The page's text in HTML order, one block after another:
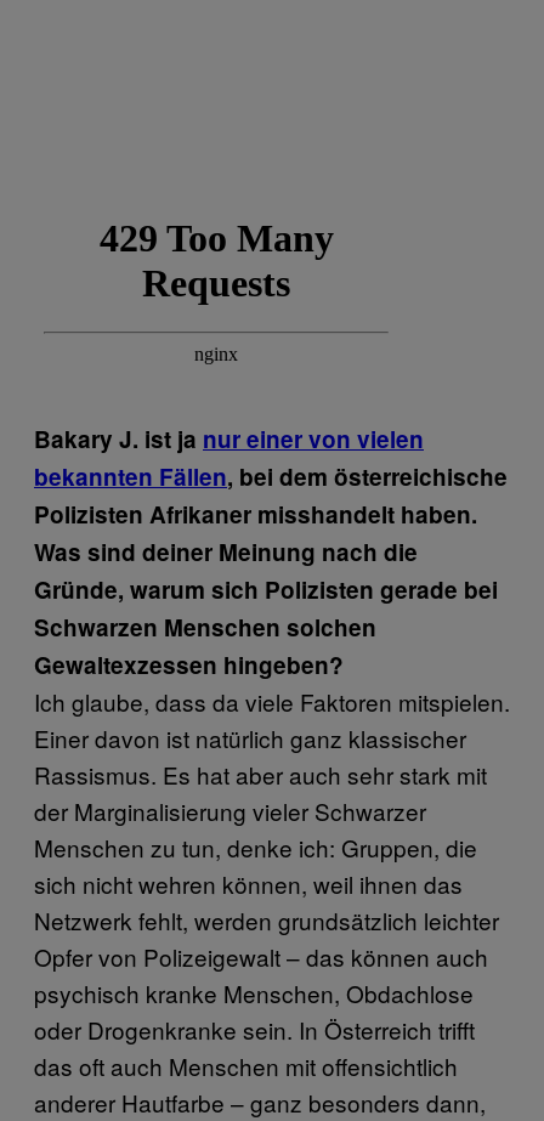
Bakary J. ist ja nur einer von vielen
bekannten Fällen, bei dem österreichische
Polizisten Afrikaner misshandelt haben.
Was sind deiner Meinung nach die
Gründe, warum sich Polizisten gerade bei
Schwarzen Menschen solchen
Gewaltexzessen hingeben?
Ich glaube, dass da viele Faktoren mitspielen.
Einer davon ist natürlich ganz klassischer
Rassismus. Es hat aber auch sehr stark mit
der Marginalisierung vieler Schwarzer
Menschen zu tun, denke ich: Gruppen, die
sich nicht wehren können, weil ihnen das
Netzwerk fehlt, werden grundsätzlich leichter
Opfer von Polizeigewalt – das können auch
psychisch kranke Menschen, Obdachlose
oder Drogenkranke sein. In Österreich trifft
das oft auch Menschen mit offensichtlich
anderer Hautfarbe – ganz besonders dann,